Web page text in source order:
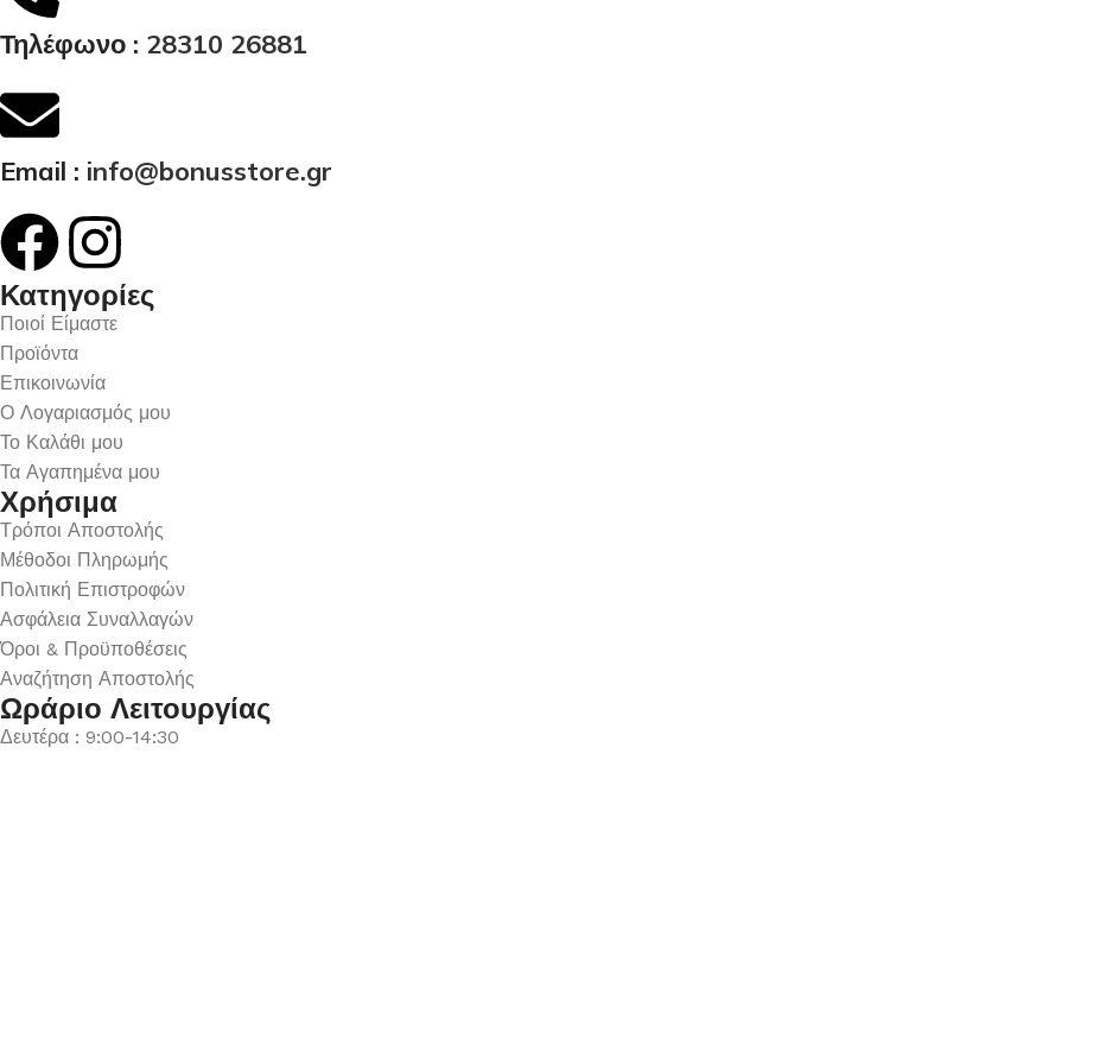
Τηλέφωνο : 28310 26881
Email : info@bonusstore.gr
Κατηγορίες
Ποιοί Είμαστε
Προϊόντα
Επικοινωνία
Ο Λογαριασμός μου
Το Καλάθι μου
Τα Αγαπημένα μου
Χρήσιμα
Τρόποι Αποστολής
Μέθοδοι Πληρωμής
Πολιτική Επιστροφών
Ασφάλεια Συναλλαγών
Όροι & Προϋποθέσεις
Αναζήτηση Αποστολής
Ωράριο Λειτουργίας
Δευτέρα : 9:00-14:30